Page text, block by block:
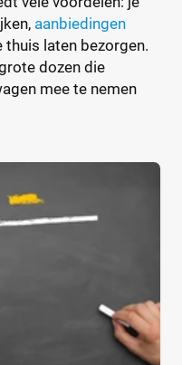
aanbiedingen
thuis laten bezorgen.
dozen die
mee te nemen